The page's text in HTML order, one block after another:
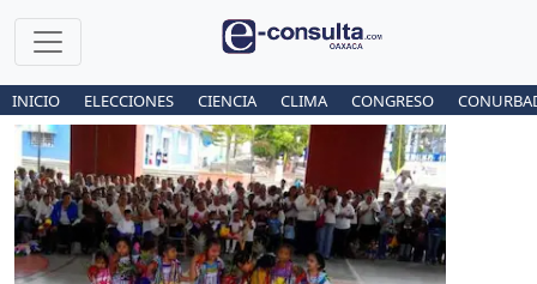
INICIO ELECCIONES CIENCIA CLIMA CONGRESO